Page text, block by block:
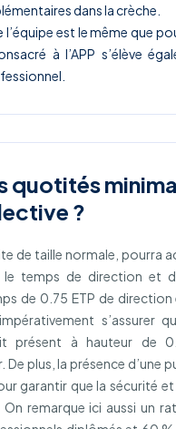
dans la crèche.
est le même que
à l’APP s’élève
quotités
?
de taille normale, pourra
temps de direction et
de 0.75 ETP de
s’assurer
présent à hauteur de
plus, la présence d’une
garantir que la sécurité
remarque ici aussi un